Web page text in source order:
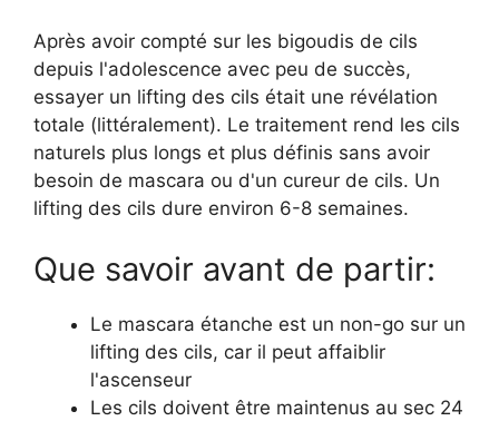
Après avoir compté sur les bigoudis de cils
depuis l'adolescence avec peu de succès,
essayer un lifting des cils était une révélation
totale (littéralement). Le traitement rend les cils
naturels plus longs et plus définis sans avoir
besoin de mascara ou d'un cureur de cils. Un
lifting des cils dure environ 6-8 semaines.
Que savoir avant de partir:
Le mascara étanche est un non-go sur un
lifting des cils, car il peut affaiblir
l'ascenseur
Les cils doivent être maintenus au sec 24